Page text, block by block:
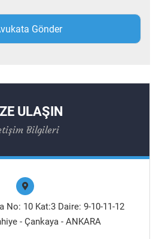
ULAŞIN
Bilgileri
No: 10 Kat:3 Daire: 9-10-11-12
- Çankaya - ANKARA